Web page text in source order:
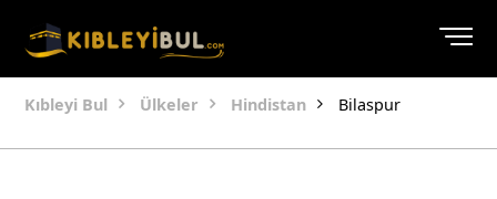
Kıbleyi Bul Ülkeler Hindistan Bilaspur